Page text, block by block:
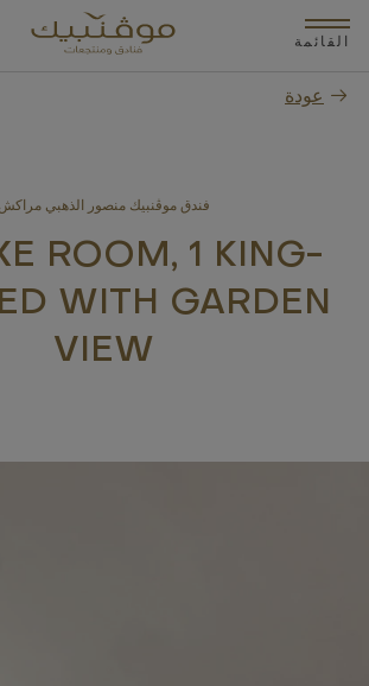
القائمة
عودة
فندق موڤنبيك منصور الذهبي مراكش
ROOM, 1 KING-
WITH GARDEN
VIEW